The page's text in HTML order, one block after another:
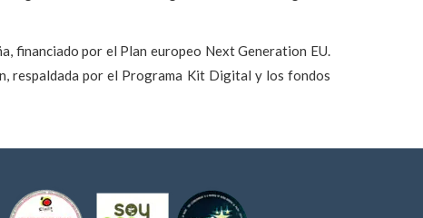
financiado por el Plan europeo Next Generation EU.
respaldada por el Programa Kit Digital y los fondos